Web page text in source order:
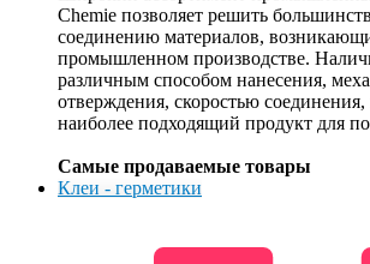
Chemie позволяет решить
соединению материалов,
промышленном производстве.
различным способом нанесения,
отверждения, скоростью соединения,
наиболее подходящий продукт для
Самые продаваемые товары
Клеи - герметики